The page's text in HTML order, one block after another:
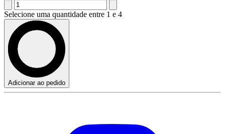
Selecione uma quantidade entre 1 e 4
Adicionar ao pedido